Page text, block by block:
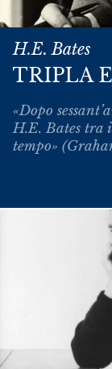
H.E. Bates
TRIPLA
«Dopo
H.E. Bates tra
tempo»